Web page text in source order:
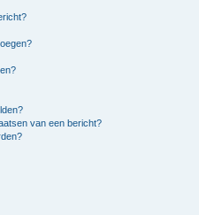
van een bericht?